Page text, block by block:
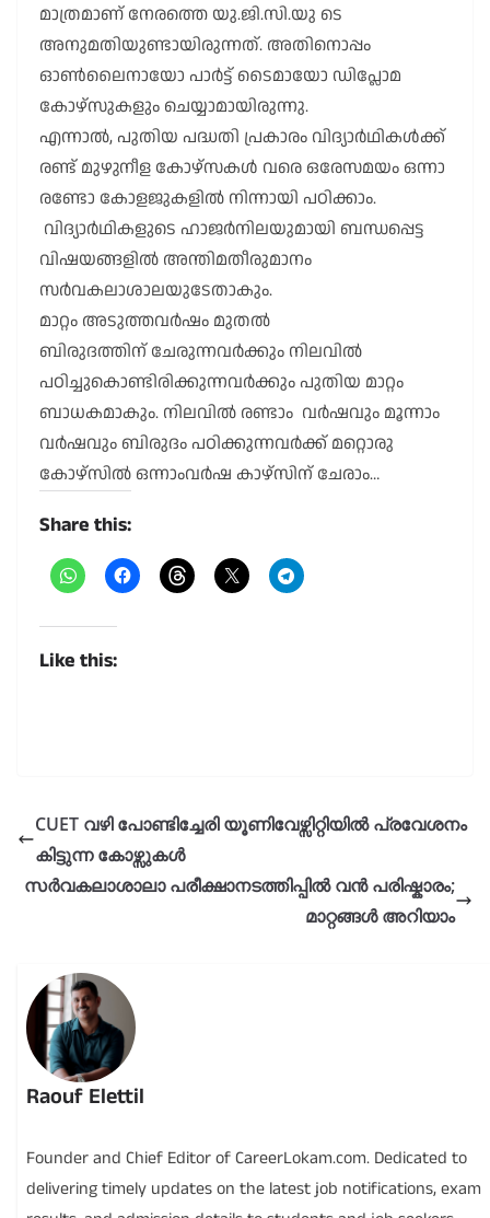
മാത്രമാണ് നേരത്തെ യു.ജി.സി.യു ടെ
അനുമതിയുണ്ടായിരുന്നത്. അതിനൊപ്പം
ഓൺലൈനായോ പാർട്ട് ടൈമായോ ഡിപ്ലോമ
കോഴ്സുകളും ചെയ്യാമായിരുന്നു.
എന്നാൽ, പുതിയ പദ്ധതി പ്രകാരം വിദ്യാർഥികൾക്ക്
രണ്ട് മുഴുനീള കോഴ്സകൾ വരെ ഒരേസമയം ഒന്നാ
രണ്ടോ കോളജുകളിൽ നിന്നായി പഠിക്കാം.
വിദ്യാർഥികളുടെ ഹാജർനിലയുമായി ബന്ധപ്പെട്ട
വിഷയങ്ങളിൽ അന്തിമതീരുമാനം
സർവകലാശാലയുടേതാകും.
മാറ്റം അടുത്തവർഷം മുതൽ
ബിരുദത്തിന് ചേരുന്നവർക്കും നിലവിൽ
പഠിച്ചുകൊണ്ടിരിക്കുന്നവർക്കും പുതിയ മാറ്റം
ബാധകമാകും. നിലവിൽ രണ്ടാം വർഷവും മൂന്നാം
വർഷവും ബിരുദം പഠിക്കുന്നവർക്ക് മറ്റൊരു
കോഴ്സിൽ ഒന്നാംവർഷ കാഴ്സിന് ചേരാം…
Share this:
Like this:
CUET വഴി പോണ്ടിച്ചേരി യൂണിവേഴ്സിറ്റിയിൽ പ്രവേശനം
കിട്ടുന്ന കോഴ്സുകൾ
സർവകലാശാലാ പരീക്ഷാനടത്തിപ്പിൽ വൻ പരിഷ്കാരം;
മാറ്റങ്ങൾ അറിയാം
Raouf Elettil
Founder and Chief Editor of CareerLokam.com. Dedicated to
delivering timely updates on the latest job notifications, exam